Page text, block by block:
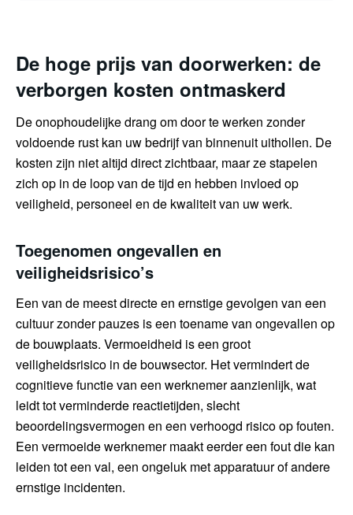
De hoge prijs van doorwerken: de
verborgen kosten ontmaskerd
De onophoudelijke drang om door te werken zonder
voldoende rust kan uw bedrijf van binnenuit uithollen. De
kosten zijn niet altijd direct zichtbaar, maar ze stapelen
zich op in de loop van de tijd en hebben invloed op
veiligheid, personeel en de kwaliteit van uw werk.
Toegenomen ongevallen en
veiligheidsrisico’s
Een van de meest directe en ernstige gevolgen van een
cultuur zonder pauzes is een toename van ongevallen op
de bouwplaats. Vermoeidheid is een groot
veiligheidsrisico in de bouwsector. Het vermindert de
cognitieve functie van een werknemer aanzienlijk, wat
leidt tot verminderde reactietijden, slecht
beoordelingsvermogen en een verhoogd risico op fouten.
Een vermoeide werknemer maakt eerder een fout die kan
leiden tot een val, een ongeluk met apparatuur of andere
ernstige incidenten.